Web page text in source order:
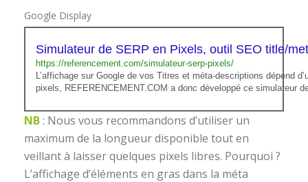
Google Display
Simulateur de SERP en Pixels, outil SEO title/
https://referencement.com/simulateur-serp-pixels/
L’affichage sur Google de vos Titres et méta-descriptions dépend
pixels, REFERENCEMENT.COM a donc développé ce simulateur
NB: Nous vous recommandons d’utiliser un
maximum de la longueur disponible tout en
veillant à laisser quelques pixels libres. Pourquoi ?
L’affichage d’éléments en gras dans la méta